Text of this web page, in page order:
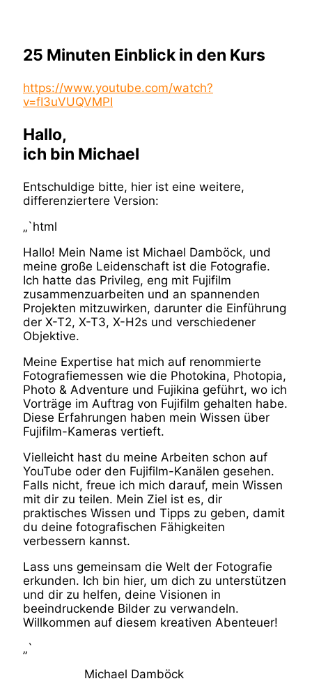
25 Minuten Einblick in den Kurs
https://www.youtube.com/watch?
v=fI3uVUQVMPI
Hallo,
ich bin Michael
Entschuldige bitte, hier ist eine weitere,
differenziertere Version:
„`html
Hallo! Mein Name ist Michael Damböck, und
meine große Leidenschaft ist die Fotografie.
Ich hatte das Privileg, eng mit Fujifilm
zusammenzuarbeiten und an spannenden
Projekten mitzuwirken, darunter die Einführung
der X-T2, X-T3, X-H2s und verschiedener
Objektive.
Meine Expertise hat mich auf renommierte
Fotografiemessen wie die Photokina, Photopia,
Photo & Adventure und Fujikina geführt, wo ich
Vorträge im Auftrag von Fujifilm gehalten habe.
Diese Erfahrungen haben mein Wissen über
Fujifilm-Kameras vertieft.
Vielleicht hast du meine Arbeiten schon auf
YouTube oder den Fujifilm-Kanälen gesehen.
Falls nicht, freue ich mich darauf, mein Wissen
mit dir zu teilen. Mein Ziel ist es, dir
praktisches Wissen und Tipps zu geben, damit
du deine fotografischen Fähigkeiten
verbessern kannst.
Lass uns gemeinsam die Welt der Fotografie
erkunden. Ich bin hier, um dich zu unterstützen
und dir zu helfen, deine Visionen in
beeindruckende Bilder zu verwandeln.
Willkommen auf diesem kreativen Abenteuer!
„`